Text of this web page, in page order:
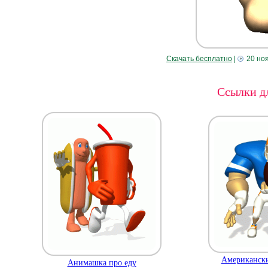
Скачать бесплатно 20
Ссылки
Анимашка про еду